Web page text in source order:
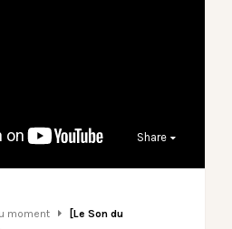
Share
moment
[Le Son du